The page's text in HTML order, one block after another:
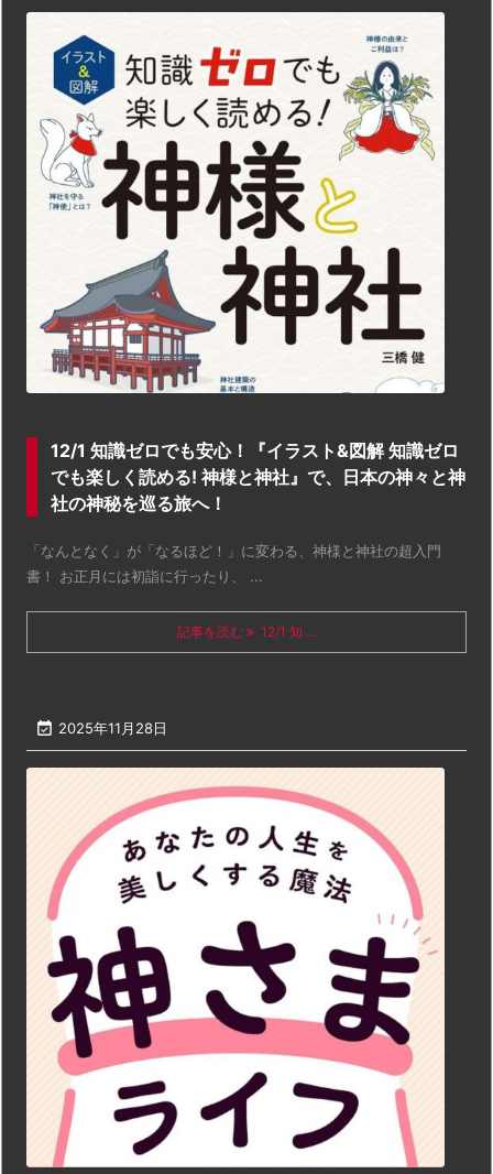
12/1 知識ゼロでも安心！『イラスト&図解 知識ゼロ
でも楽しく読める! 神様と神社』で、日本の神々と神
社の神秘を巡る旅へ！
「なんとなく」が「なるほど！」に変わる、神様と神社の超入門
書！ お正月には初詣に行ったり、 ...
記事を読む 12/1 知 ...
 2025年11月28日